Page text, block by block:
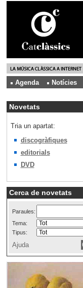
Agenda
Notícies
Novetats
Tria un apartat:
discogràfiques
editorials
DVD
Cerca de novetats
Paraules:
Tema:
Tipus:
Ajuda